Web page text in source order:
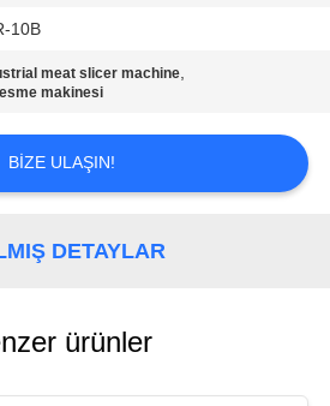
10B
meat slicer machine,
makinesi
BIZE ULAŞIN!
DETAYLAR
ürünler